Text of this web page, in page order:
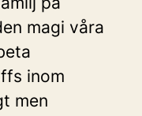
magi våra
inom
men